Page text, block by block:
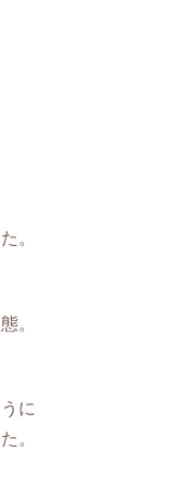
。
。
に
。